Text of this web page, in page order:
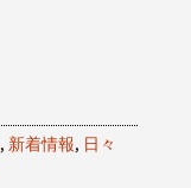
, 新着情報, 日々